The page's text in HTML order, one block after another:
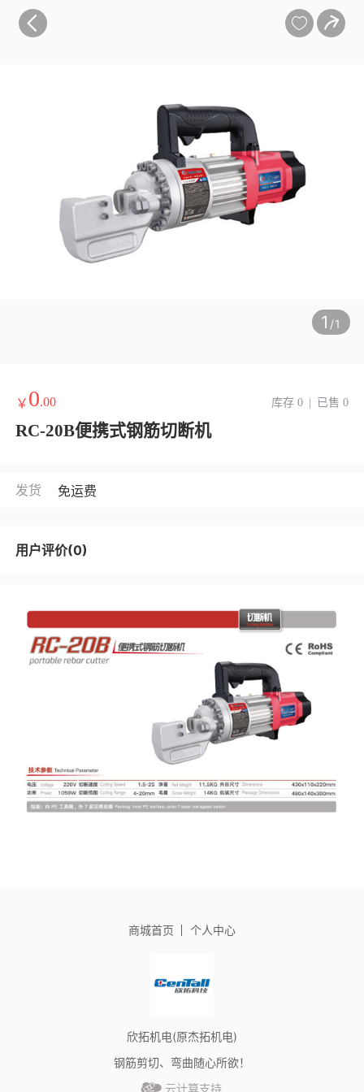


1 /1
￥ 0.00 库存 0 已售 0
RC-20B便携式钢筋切断机
发货 免运费
用户评价(0)
商城首页 个人中心
欣拓机电(原杰拓机电)
钢筋剪切、弯曲随心所欲！
云计算支持